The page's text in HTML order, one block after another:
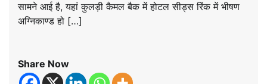
सामने आई है, यहां कुलड़ी कैमल बैक में होटल सीड्स रिंक में भीषण
अग्निकाण्ड हो […]
Share Now